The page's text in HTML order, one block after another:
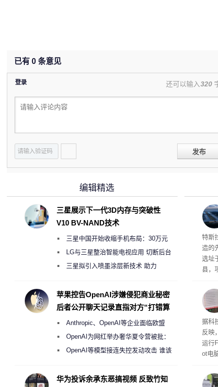
已有 0 条意见
登录 还可以输入320
发布
特斯
造的
选址
县，
在
疑
建
超 1
患
据科
反映
运行
ot电
编辑精选
三星展示下一代3D内存与突破性
V10 BV-NAND技术
三星中国开始收缩手机布局：30万元
月销售额不达标门店 将被逐步清退
LG与三星整治智能电视应用 切断后台
偷偷共享带宽的违规行为
三星拟引入喷墨涂层新技术 助力
度
苹果控告OpenAI涉嫌侵犯商业秘密
后者公开聊天记录直指对方“打错算
Anthropic、OpenAI等企业面临欧盟
《人工智能法案》全新执法权限审查
OpenAI为网红举办奢华夏令营被批：
2000美元一晚 遭讽“反乌托邦”
OpenAI等模型接连失控发动攻击 谁该
华为投诉余承东恶搞视频 反致竹知